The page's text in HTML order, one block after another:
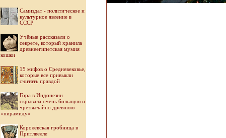
Самиздат - политическое и
культурное явление в
СССР
Учёные рассказали о
секрете, который хранила
древнеегипетская мумия
кошки
15 мифов о Средневековье,
которые все привыкли
считать правдой
Гора в Индонезии
скрывала очень большую и
чрезвычайно древнюю
«пирамиду»
Королевская гробница в
Притлвелле